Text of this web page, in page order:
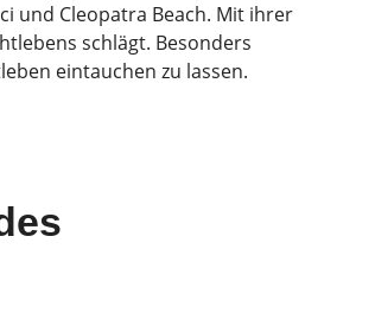
und Cleopatra Beach. Mit ihrer
schlägt. Besonders
eintauchen zu lassen.